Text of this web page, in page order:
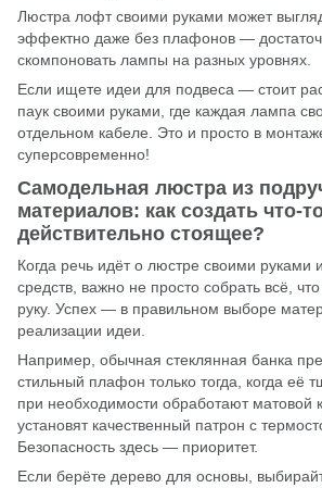
Люстра лофт своими руками может
эффектно даже без плафонов —
скомпоновать лампы на разных уровнях.
Если ищете идеи для подвеса — стоит
паук своими руками, где каждая лампа
отдельном кабеле. Это и просто в
суперсовременно!
Самодельная люстра из
материалов: как создать что-
действительно стоящее?
Когда речь идёт о люстре своими руками
средств, важно не просто собрать всё,
руку. Успех — в правильном выборе
реализации идеи.
Например, обычная стеклянная банка
стильный плафон только тогда, когда её
при необходимости обработают матовой
установят качественный патрон с
Безопасность здесь — приоритет.
Если берёте дерево для основы,